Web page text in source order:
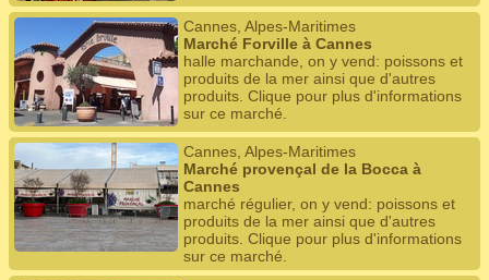
Cannes, Alpes-Maritimes
Marché Forville à Cannes
halle marchande, on y vend: poissons et
produits de la mer ainsi que d'autres
produits. Clique pour plus d'informations
sur ce marché.
Cannes, Alpes-Maritimes
Marché provençal de la Bocca à
Cannes
marché régulier, on y vend: poissons et
produits de la mer ainsi que d'autres
produits. Clique pour plus d'informations
sur ce marché.